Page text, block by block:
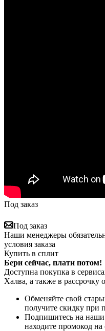
Под заказ
Под заказ
Наши менеджеры
условия заказа
Купить в сплит
Бери сейчас, плати потом!
Доступна покупка в
Халва, а также в рассрочку
Обменяйте свой
получите скидку при
Подпишитесь на наши
находите промокод